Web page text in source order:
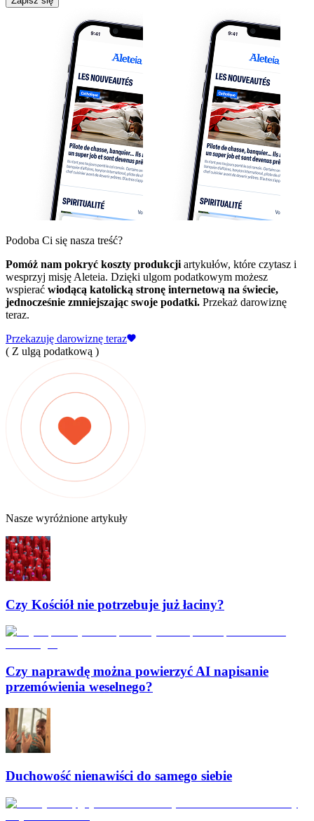
Podoba Ci się nasza treść?
Pomóż nam pokryć koszty produkcji artykułów, które czytasz i
wesprzyj misję Aleteia. Dzięki ulgom podatkowym możesz
wspierać wiodącą katolicką stronę internetową na świecie,
jednocześnie zmniejszając swoje podatki. Przekaż darowiznę
teraz.
Przekazuję darowiznę teraz
( Z ulgą podatkową )
Nasze wyróżnione artykuły
Czy Kościół nie potrzebuje już łaciny?
Czy naprawdę można powierzyć AI napisanie
przemówienia weselnego?
Duchowość nienawiści do samego siebie